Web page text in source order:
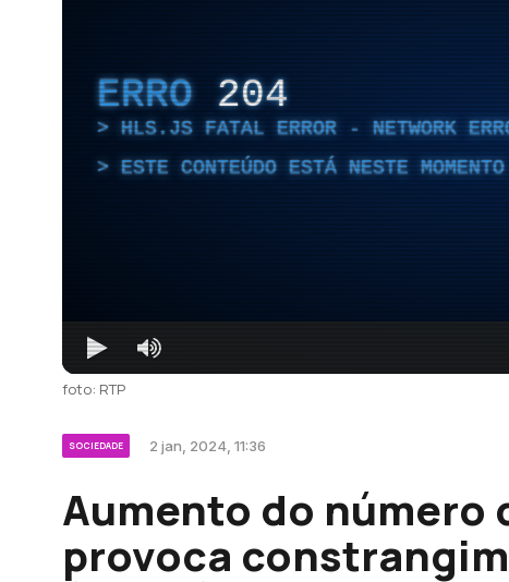
ERRO 204
HLS.JS FATAL ERROR - NETWORK
ESTE CONTEÚDO ESTÁ NESTE
foto: RTP
SOCIEDADE 2 jan, 2024, 11:36
Aumento do número
provoca